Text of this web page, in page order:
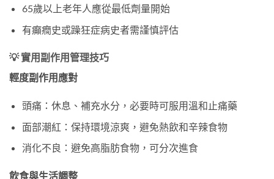
65歲以上老年人應從最低劑量開始
有癲癇史或躁狂症病史者需謹慎評估
💡 實用副作用管理技巧
輕度副作用應對
頭痛：休息、補充水分，必要時可服用溫和止痛藥
面部潮紅：保持環境涼爽，避免熱飲和辛辣食物
消化不良：避免高脂肪食物，可分次進食
飲食與生活調整